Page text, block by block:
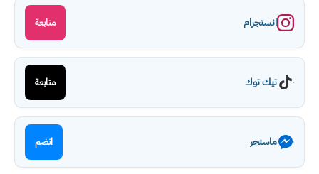
انستجرام متابعة
تيك توك متابعة
ماسنجر انضم